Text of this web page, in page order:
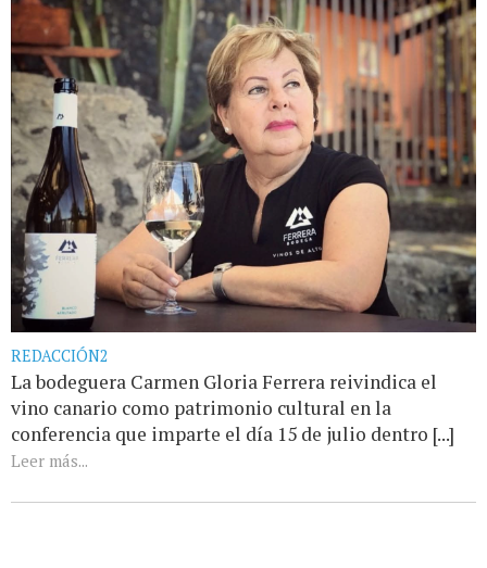
REDACCIÓN2
La bodeguera Carmen Gloria Ferrera reivindica el
vino canario como patrimonio cultural en la
conferencia que imparte el día 15 de julio dentro [...]
Leer más...